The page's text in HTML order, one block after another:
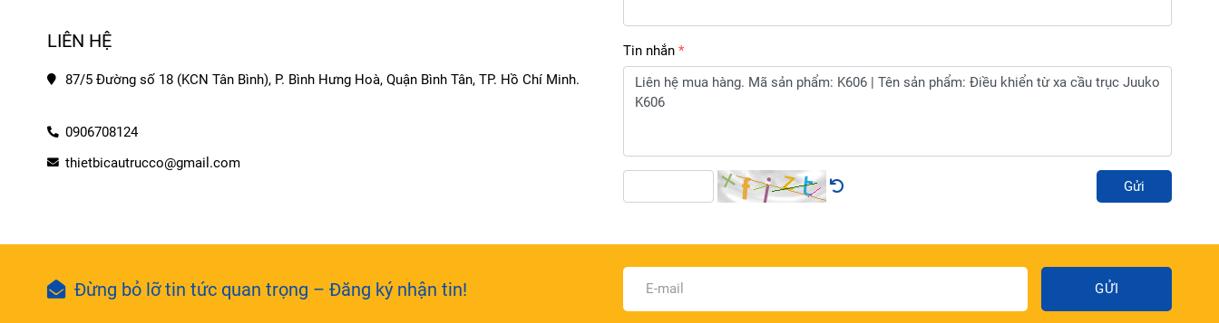
LIÊN HỆ
87/5 Đường số 18 (KCN Tân Bình), P. Bình Hưng Hoà, Quận Bình Tân, TP. Hồ Chí Minh.
0906708124
thietbicautrucco@gmail.com
Tin nhắn
Gửi
Đừng bỏ lỡ tin tức quan trọng – Đăng ký nhận tin! GỬI